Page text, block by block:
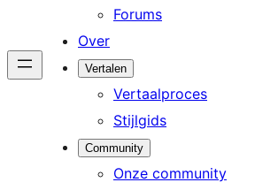
Forums
Over
Vertalen
Vertaalproces
Stijlgids
Community
Onze community